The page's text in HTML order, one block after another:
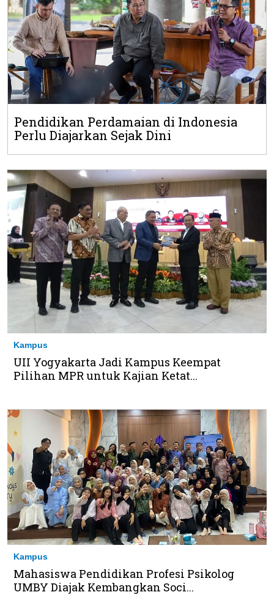
Pendidikan Perdamaian di Indonesia
Perlu Diajarkan Sejak Dini
Kampus
UII Yogyakarta Jadi Kampus Keempat
Pilihan MPR untuk Kajian Ketat...
Kampus
Mahasiswa Pendidikan Profesi Psikolog
UMBY Diajak Kembangkan Soci...